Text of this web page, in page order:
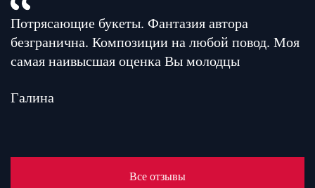
Потрясающие букеты. Фантазия автора
безгранична. Композиции на любой повод. Моя
самая наивысшая оценка Вы молодцы
Галина
Все отзывы